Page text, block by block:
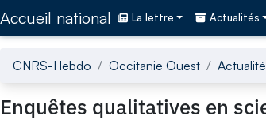
Accueil national La lettre Actualités
CNRS-Hebdo Occitanie Ouest
Enquêtes qualitatives en